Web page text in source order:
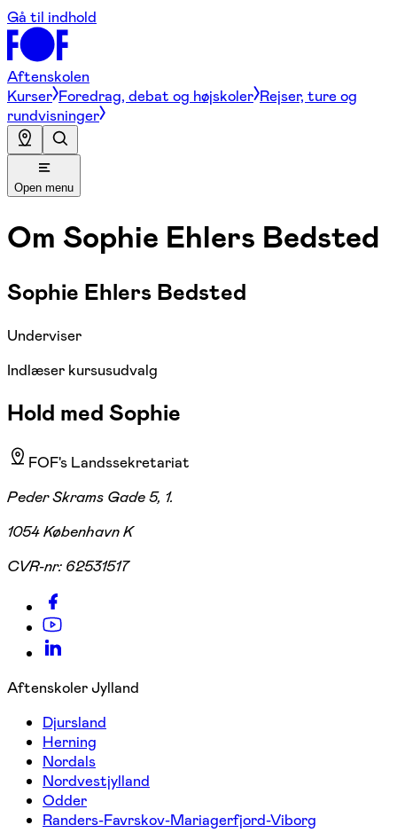
Gå til indhold
Aftenskolen
Kurser Foredrag, debat og højskoler Rejser, ture og
rundvisninger
Open menu
Om Sophie Ehlers Bedsted
Sophie Ehlers Bedsted
Underviser
Indlæser kursusudvalg
Hold med Sophie
FOF's Landssekretariat
Peder Skrams Gade 5, 1.
1054 København K
CVR-nr: 62531517
Aftenskoler Jylland
Djursland
Herning
Nordals
Nordvestjylland
Odder
Randers-Favrskov-Mariagerfjord-Viborg